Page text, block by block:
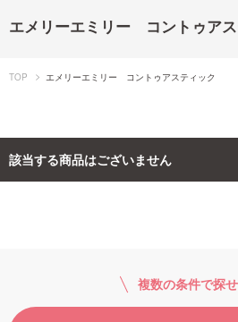
特集から探す
ビューティジャーナルから探す
エメリーエミリー コントゥア
TOP エメリーエミリー コントゥアスティック
該当する商品はございません
複数の条件で探